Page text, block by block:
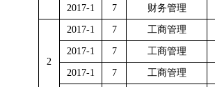
2017-1 7 财务管理
2
2017-1 7 工商管理
2017-1 7 工商管理
2017-1 7 工商管理